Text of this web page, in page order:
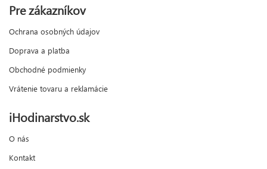
Pre zákazníkov
Ochrana osobných údajov
Doprava a platba
Obchodné podmienky
Vrátenie tovaru a reklamácie
iHodinarstvo.sk
O nás
Kontakt